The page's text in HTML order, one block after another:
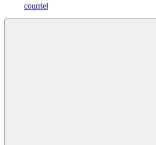
courriel